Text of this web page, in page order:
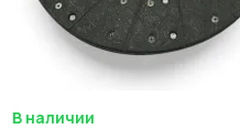
В наличии